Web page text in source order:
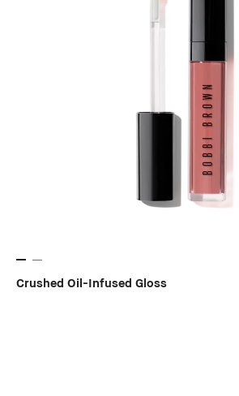
Crushed Oil-Infused Gloss